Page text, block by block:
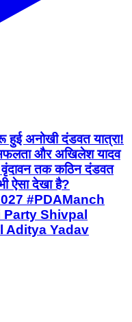
अनोखी दंडवत यात्रा!
और अखिलेश यादव
तक कठिन दंडवत
ऐसा देखा है?
#PDAManch
Party Shivpal
Aditya Yadav